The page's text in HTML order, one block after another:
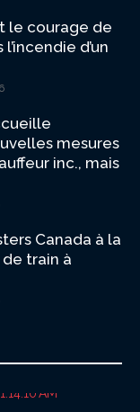
le courage de
d’un
mesures
inc., mais
Canada à la
train à